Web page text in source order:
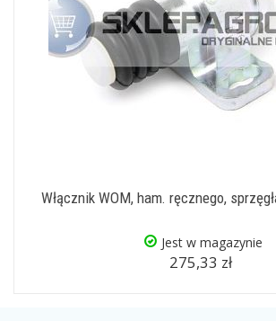
Włącznik WOM, ham. ręcznego,
Jest w magazynie
275,33 zł